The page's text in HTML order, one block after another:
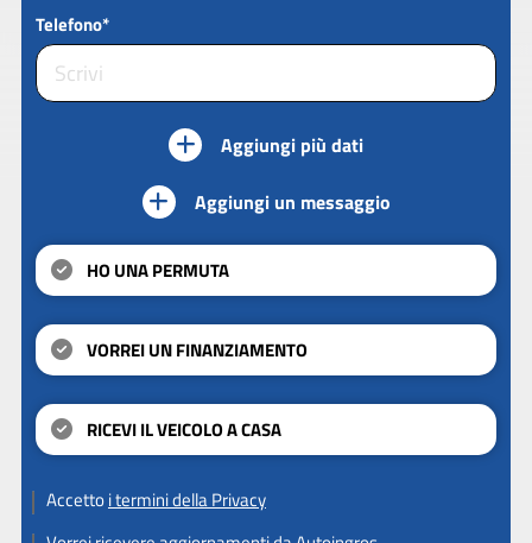
Telefono*
Aggiungi più dati
Aggiungi un messaggio
HO UNA PERMUTA
VORREI UN FINANZIAMENTO
RICEVI IL VEICOLO A CASA
Accettoi termini della Privacy